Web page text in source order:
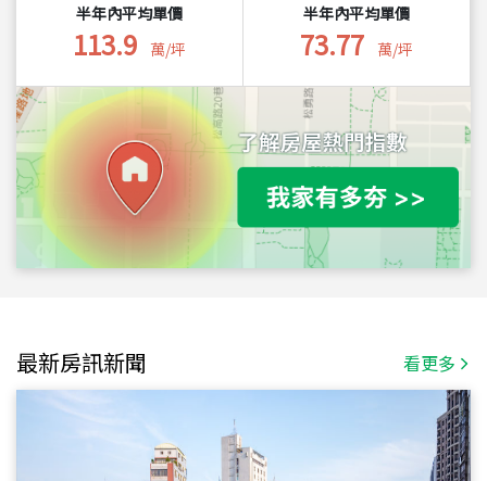
半年內平均單價
113.9 萬/坪
半年內平均單價
73.77 萬/坪
最新房訊新聞 看更多